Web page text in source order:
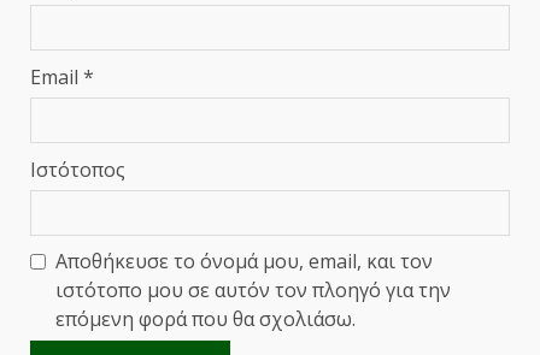
Email *
Ιστότοπος
Αποθήκευσε το όνομά μου, email, και τον
ιστότοπο μου σε αυτόν τον πλοηγό για την
επόμενη φορά που θα σχολιάσω.